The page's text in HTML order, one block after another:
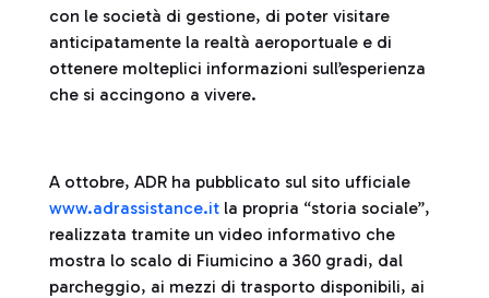
con le società di gestione, di poter visitare
anticipatamente la realtà aeroportuale e di
ottenere molteplici informazioni sull’esperienza
che si accingono a vivere.
A ottobre, ADR ha pubblicato sul sito ufficiale
www.adrassistance.it la propria “storia sociale”,
realizzata tramite un video informativo che
mostra lo scalo di Fiumicino a 360 gradi, dal
parcheggio, ai mezzi di trasporto disponibili, ai